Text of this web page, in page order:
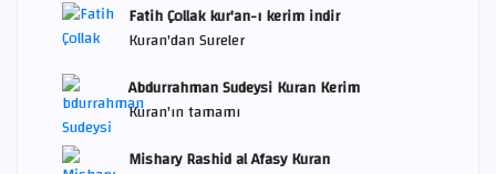
Fatih Çollak kur'an-ı kerim indir
Kuran'dan Sureler
Abdurrahman Sudeysi Kuran Kerim
Kuran'ın tamamı
Mishary Rashid al Afasy Kuran